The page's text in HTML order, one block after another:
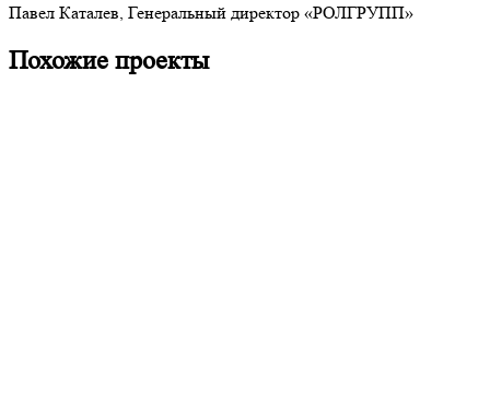
Павел Каталев, Генеральный директор «РОЛГРУПП»
Похожие проекты